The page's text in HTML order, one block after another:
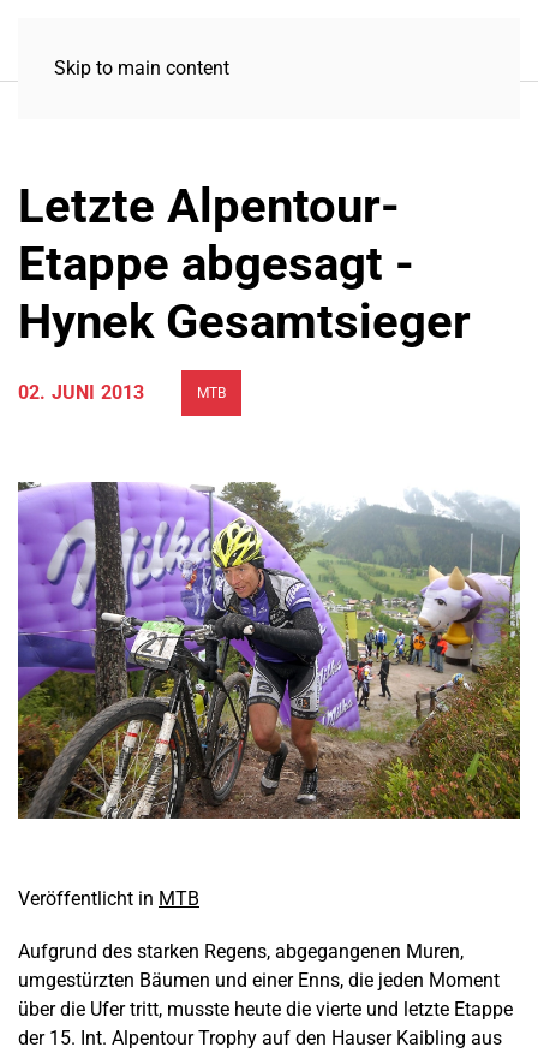
Skip to main content
Letzte Alpentour-
Etappe abgesagt -
Hynek Gesamtsieger
02. JUNI 2013 MTB
Veröffentlicht in MTB
Aufgrund des starken Regens, abgegangenen Muren,
umgestürzten Bäumen und einer Enns, die jeden Moment
über die Ufer tritt, musste heute die vierte und letzte Etappe
der 15. Int. Alpentour Trophy auf den Hauser Kaibling aus